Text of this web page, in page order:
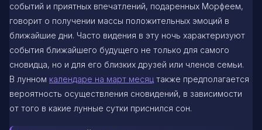
событий и приятных впечатлений, подаренных Морфеем,
говорит о получении массы положительных эмоций в
ближайшие дни. Часто видения в эту ночь характеризуют
события ближайшего будущего не только для самого
сновидца, но и для его близких друзей или членов семьи.
В лунном календаре на март месяц также предполагается
вероятность осуществления сновидений, в зависимости
от того в какие лунные сутки приснился сон.